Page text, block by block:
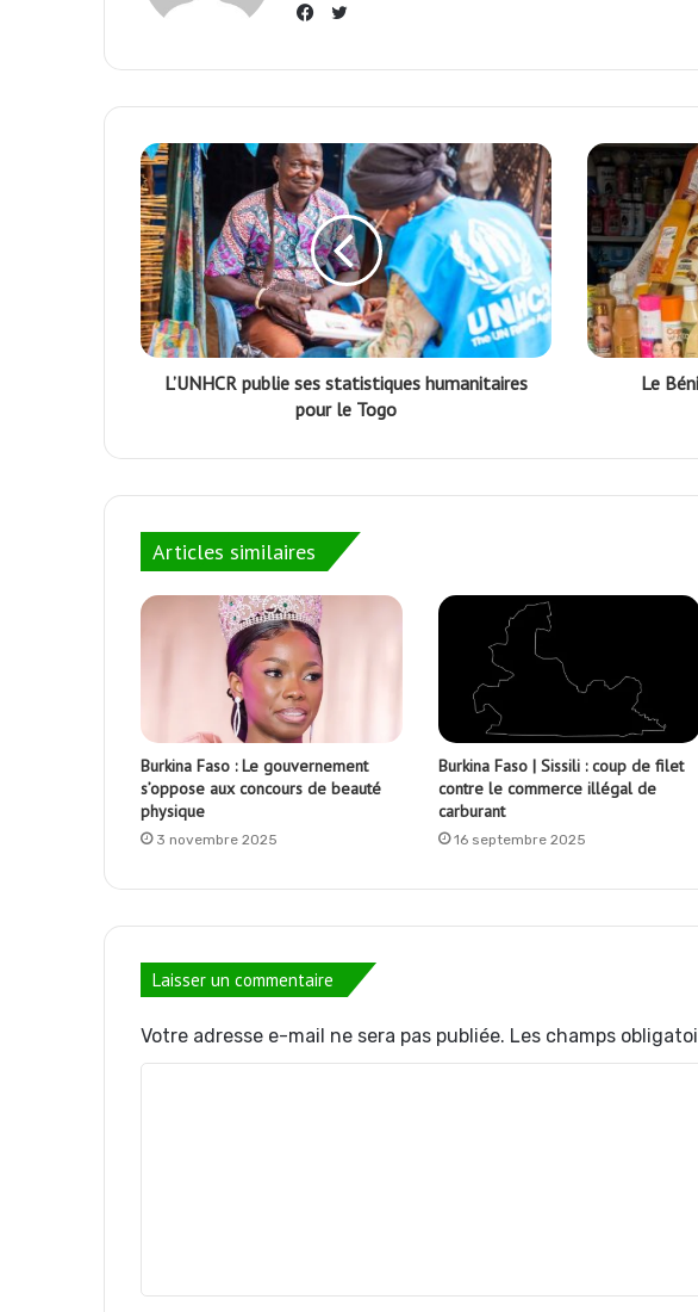
Twitter
L’UNHCR publie ses statistiques humanitaires
pour le Togo
Le
Articles similaires
Burkina Faso : Le gouvernement
s’oppose aux concours de beauté
physique
3 novembre 2025
Burkina Faso | Sissili : coup de filet
contre le commerce illégal de
carburant
16 septembre 2025
Laisser un commentaire
Votre adresse e-mail ne sera pas publiée. Les champs
t